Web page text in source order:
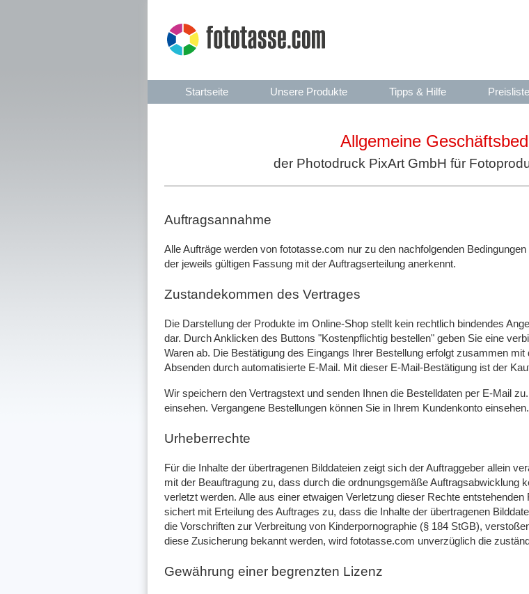
Startseite Unsere Produkte Tipps & Hilfe Preisliste
Allgemeine
der Photodruck PixArt GmbH für
Auftragsannahme
Alle Aufträge werden von fototasse.com nur zu den nachfolgenden
der jeweils gültigen Fassung mit der Auftragserteilung anerkennt.
Zustandekommen des Vertrages
Die Darstellung der Produkte im Online-Shop stellt kein rechtlich bindendes
dar. Durch Anklicken des Buttons "Kostenpflichtig bestellen" geben Sie eine
Waren ab. Die Bestätigung des Eingangs Ihrer Bestellung erfolgt zusammen
Absenden durch automatisierte E-Mail. Mit dieser E-Mail-Bestätigung ist der
Wir speichern den Vertragstext und senden Ihnen die Bestelldaten per E-Mail
einsehen. Vergangene Bestellungen können Sie in Ihrem Kundenkonto einsehen.
Urheberrechte
Für die Inhalte der übertragenen Bilddateien zeigt sich der Auftraggeber allein
mit der Beauftragung zu, dass durch die ordnungsgemäße Auftragsabwicklung
verletzt werden. Alle aus einer etwaigen Verletzung dieser Rechte
sichert mit Erteilung des Auftrages zu, dass die Inhalte der übertragenen
die Vorschriften zur Verbreitung von Kinderpornographie (§ 184 StGB),
diese Zusicherung bekannt werden, wird fototasse.com unverzüglich die
Gewährung einer begrenzten Lizenz